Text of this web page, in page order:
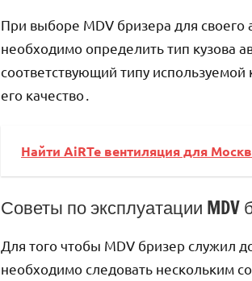
При выборе MDV бризера для своего
необходимо определить тип кузова
соответствующий типу используемой
его качество․
Найти AiRTe вентиляция для
Советы по эксплуатации MDV
Для того чтобы MDV бризер служил
необходимо следовать нескольким